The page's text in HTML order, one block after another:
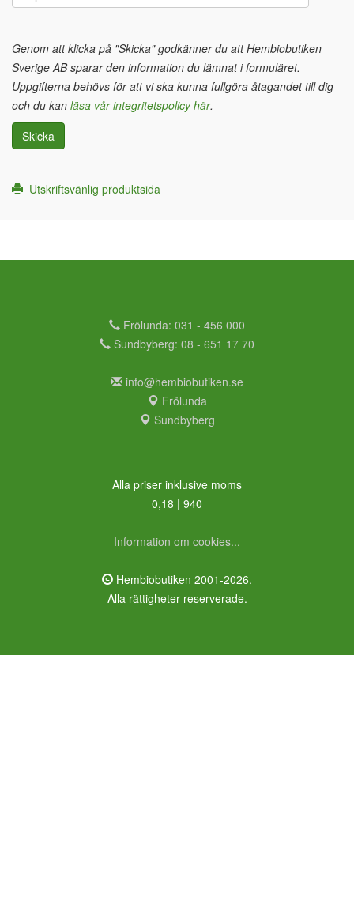
Genom att klicka på "Skicka" godkänner du att Hembiobutiken
Sverige AB sparar den information du lämnat i formuläret.
Uppgifterna behövs för att vi ska kunna fullgöra åtagandet till dig
och du kan läsa vår integritetspolicy här.
Skicka
Utskriftsvänlig produktsida
Frölunda: 031 - 456 000
Sundbyberg: 08 - 651 17 70
info@hembiobutiken.se
Frölunda
Sundbyberg
Alla priser inklusive moms
0,18 | 940
Information om cookies...
Hembiobutiken 2001-2026.
Alla rättigheter reserverade.